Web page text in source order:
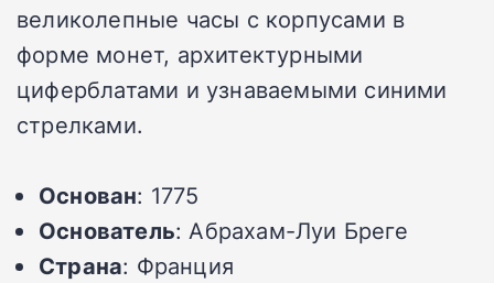
великолепные часы с корпусами в
форме монет, архитектурными
циферблатами и узнаваемыми синими
стрелками.
Основан: 1775
Основатель: Абрахам-Луи Бреге
Страна: Франция